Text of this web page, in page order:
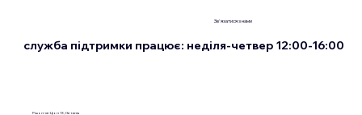
Рішон-ле-Ціон 13, Нетанія
Зв'язатися з нами
служба підтримки працює: неділя-четвер 12:00-16:00